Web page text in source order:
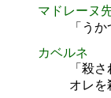
マドレーヌ
「う
カベルネ
「殺
オレを